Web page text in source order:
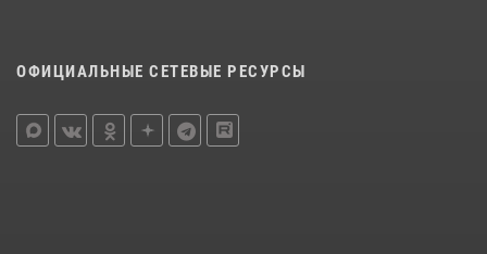
ОФИЦИАЛЬНЫЕ СЕТЕВЫЕ РЕСУРСЫ